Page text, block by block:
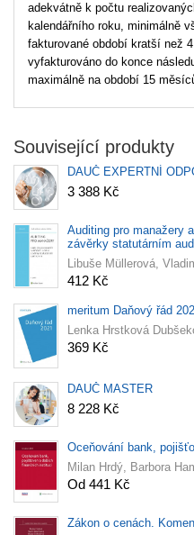
adekvátně k počtu
kalendářního roku, minimálně
fakturované období kratší než
vyfakturováno do konce
maximálně na období 15
Související produkty
DAUČ EXPERTNÍ
3 388 Kč
Auditing pro manažery
závěrky statutárním
Libuše Müllerová,
412 Kč
meritum Daňový řád
Lenka Hrstková
369 Kč
DAUČ MASTER
8 228 Kč
Oceňování bank,
Milan Hrdý, Barbora
Od 441 Kč
Zákon o cenách.